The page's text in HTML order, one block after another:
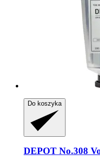
Do koszyka
DEPOT No.308